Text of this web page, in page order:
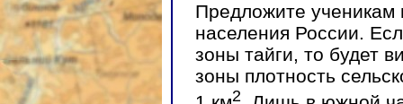
Предложите ученикам
населения России.
зоны тайги, то будет
зоны плотность
2